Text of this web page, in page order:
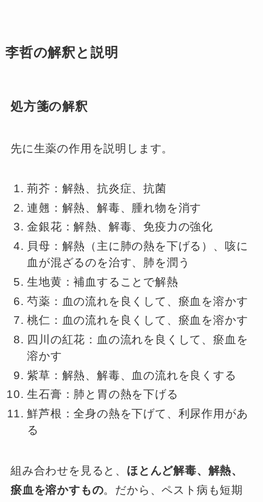
李哲の解釈と説明
処方箋の解釈
先に生薬の作用を説明します。
荊芥：解熱、抗炎症、抗菌
連翹：解熱、解毒、腫れ物を消す
金銀花：解熱、解毒、免疫力の強化
貝母：解熱（主に肺の熱を下げる）、咳に
血が混ざるのを治す、肺を潤う
生地黄：補血することで解熱
芍薬：血の流れを良くして、瘀血を溶かす
桃仁：血の流れを良くして、瘀血を溶かす
四川の紅花：血の流れを良くして、瘀血を
溶かす
紫草：解熱、解毒、血の流れを良くする
生石膏：肺と胃の熱を下げる
鮮芦根：全身の熱を下げて、利尿作用があ
る
組み合わせを見ると、 ほとんど解毒、解熱、
瘀血を溶かすもの。だから、ペスト病も短期